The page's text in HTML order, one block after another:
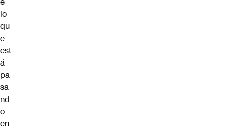
lo
qu
e
est
á
pa
sa
nd
o
en